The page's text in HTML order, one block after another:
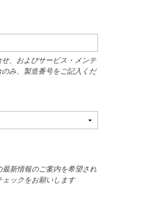
、およびサービス・メンテ
み、製造番号をご記入くだ
最新情報のご案内を希望され
ェックをお願いします